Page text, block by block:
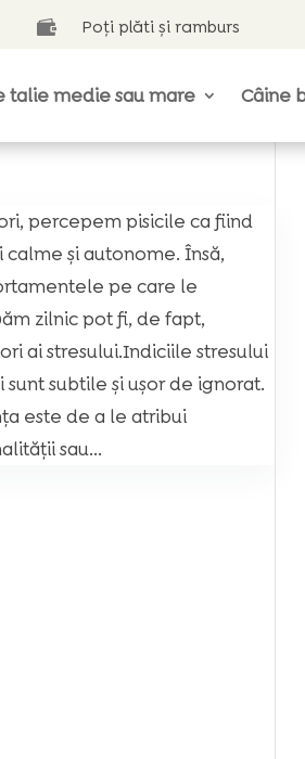
 Poți plăti și ramburs
talie medie sau mare Câine
percepem pisicile ca fiind
calme și autonome. Însă,
pe care le
zilnic pot fi, de fapt,
ai stresului.Indiciile stresului
sunt subtile și ușor de ignorat.
este de a le atribui
sau...